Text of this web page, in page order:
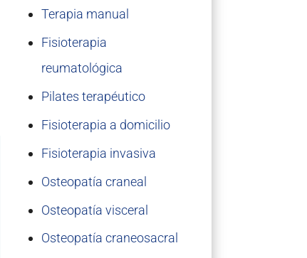
Terapia manual
Fisioterapia
reumatológica
Pilates terapéutico
Fisioterapia a domicilio
Fisioterapia invasiva
Osteopatía craneal
Osteopatía visceral
Osteopatía craneosacral